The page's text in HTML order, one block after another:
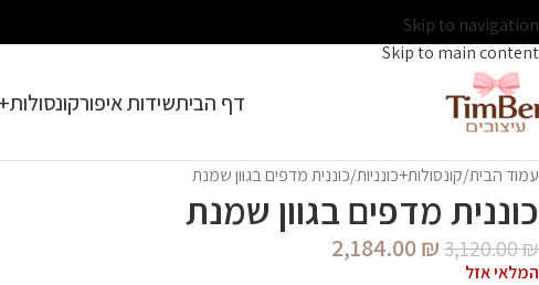
Skip to navigation
Skip to main content
דף הביתשידות איפור
עמוד הבית קונסולות+כונניות כוננית מדפים בגוון שמנת
כוננית מדפים בגוון שמנת
3,120.00₪
2,184.00₪
המלאי אזל